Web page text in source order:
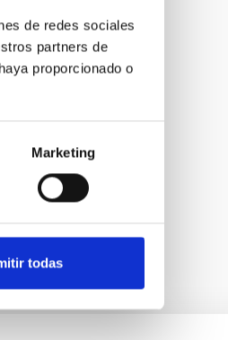
de redes sociales
partners de
proporcionado o
Marketing
todas